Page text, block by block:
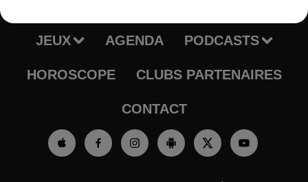
JEUX AGENDA PODCASTS
HOROSCOPE CLUBS PARTENAIRES
CONTACT